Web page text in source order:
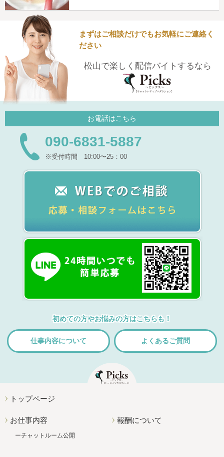
まずはご相談だけでもお気軽にご連絡く
ださい
松山で楽しく配信バイトするなら
お電話はこちら
090-6831-5887
※受付時間 10:00〜25：00
初めての方やお悩みの方はこちらも！
仕事内容について よくあるご質問
トップページ
お仕事内容
チャットルーム公開
報酬について